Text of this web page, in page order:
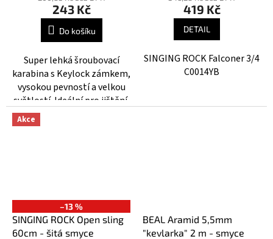
hvězdiček.
243 Kč
Do košíku
Super lehká šroubovací
karabina s Keylock zámkem,
vysokou pevností a velkou
světlostí. Ideální pro jištění,
štandy a tradiční i alpské
5
hvězdiček.
419 Kč
DETAIL
SINGING ROCK Falconer 3/4
C0014YB
Akce
–13 %
SINGING ROCK Open sling
60cm - šitá smyce
BEAL Aramid 5,5mm
"kevlarka" 2 m - smyce